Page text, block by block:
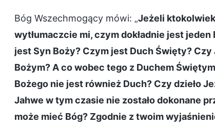
Bóg Wszechmogący mówi: „Jeżeli
wytłumaczcie mi, czym dokładnie jest
jest Syn Boży? Czym jest Duch Święty?
Bożym? A co wobec tego z Duchem
Bożego nie jest również Duch? Czy dzieło
Jahwe w tym czasie nie zostało dokonane
może mieć Bóg? Zgodnie z twoim